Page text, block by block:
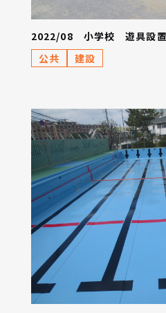
2022/08 小学校 遊具設
公共
建設